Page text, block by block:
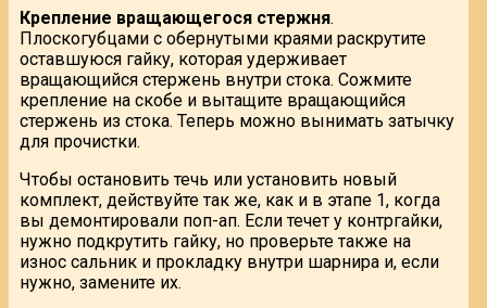
Крепление вращающегося стержня.
Плоскогубцами с обернутыми краями раскрутите
оставшуюся гайку, которая удерживает
вращающийся стержень внутри стока. Сожмите
крепление на скобе и вытащите вращающийся
стержень из стока. Теперь можно вынимать затычку
для прочистки.
Чтобы остановить течь или установить новый
комплект, действуйте так же, как и в этапе 1, когда
вы демонтировали поп-ап. Если течет у контргайки,
нужно подкрутить гайку, но проверьте также на
износ сальник и прокладку внутри шарнира и, если
нужно, замените их.